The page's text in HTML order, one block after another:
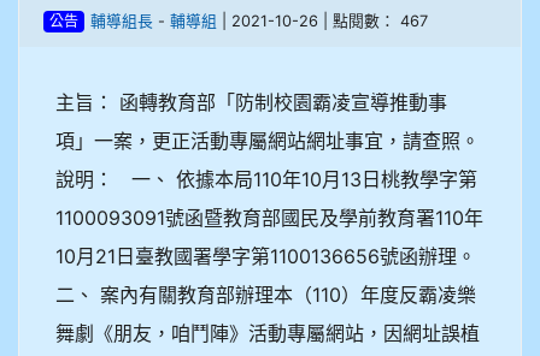
公告 輔導組長 - 輔導組 | 2021-10-26 | 點閱數： 467
主旨： 函轉教育部「防制校園霸凌宣導推動事
項」一案，更正活動專屬網站網址事宜，請查照。
說明： 一、 依據本局110年10月13日桃教學字第
1100093091號函暨教育部國民及學前教育署110年
10月21日臺教國署學字第1100136656號函辦理。
二、 案內有關教育部辦理本（110）年度反霸凌樂
舞劇《朋友，咱鬥陣》活動專屬網站，因網址誤植